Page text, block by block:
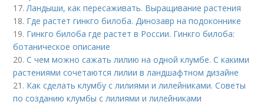
17.Ландыши, как пересаживать. Выращивание растения
18. Где растет гинкго билоба. Динозавр на подоконнике
19. Гинкго билоба где растет в России. Гинкго билоба:
ботаническое описание
20.С чем можно сажать лилию на одной клумбе. С какими
растениями сочетаются лилии в ландшафтном дизайне
21. Как сделать клумбу с лилиями и лилейниками. Советы
по созданию клумбы с лилиями и лилейниками